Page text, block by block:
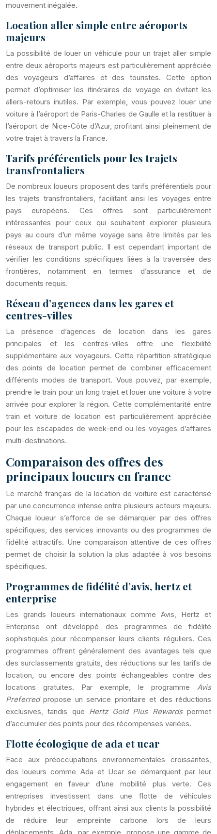
mouvement inégalée.
Location aller simple entre aéroports
majeurs
La possibilité de louer un véhicule pour un trajet aller simple
entre deux aéroports majeurs est particulièrement appréciée
des voyageurs d’affaires et des touristes. Cette option
permet d’optimiser les itinéraires de voyage en évitant les
allers-retours inutiles. Par exemple, vous pouvez louer une
voiture à l’aéroport de Paris-Charles de Gaulle et la restituer à
l’aéroport de Nice-Côte d’Azur, profitant ainsi pleinement de
votre trajet à travers la France.
Tarifs préférentiels pour les trajets
transfrontaliers
De nombreux loueurs proposent des tarifs préférentiels pour
les trajets transfrontaliers, facilitant ainsi les voyages entre
pays européens. Ces offres sont particulièrement
intéressantes pour ceux qui souhaitent explorer plusieurs
pays au cours d’un même voyage sans être limités par les
réseaux de transport public. Il est cependant important de
vérifier les conditions spécifiques liées à la traversée des
frontières, notamment en termes d’assurance et de
documents requis.
Réseau d’agences dans les gares et
centres-villes
La présence d’agences de location dans les gares
principales et les centres-villes offre une flexibilité
supplémentaire aux voyageurs. Cette répartition stratégique
des points de location permet de combiner efficacement
différents modes de transport. Vous pouvez, par exemple,
prendre le train pour un long trajet et louer une voiture à votre
arrivée pour explorer la région. Cette complémentarité entre
train et voiture de location est particulièrement appréciée
pour les escapades de week-end ou les voyages d’affaires
multi-destinations.
Comparaison des offres des
principaux loueurs en france
Le marché français de la location de voiture est caractérisé
par une concurrence intense entre plusieurs acteurs majeurs.
Chaque loueur s’efforce de se démarquer par des offres
spécifiques, des services innovants ou des programmes de
fidélité attractifs. Une comparaison attentive de ces offres
permet de choisir la solution la plus adaptée à vos besoins
spécifiques.
Programmes de fidélité d’avis, hertz et
enterprise
Les grands loueurs internationaux comme Avis, Hertz et
Enterprise ont développé des programmes de fidélité
sophistiqués pour récompenser leurs clients réguliers. Ces
programmes offrent généralement des avantages tels que
des surclassements gratuits, des réductions sur les tarifs de
location, ou encore des points échangeables contre des
locations gratuites. Par exemple, le programme Avis
Preferredpropose un service prioritaire et des réductions
exclusives, tandis que Hertz Gold Plus Rewardspermet
d’accumuler des points pour des récompenses variées.
Flotte écologique de ada et ucar
Face aux préoccupations environnementales croissantes,
des loueurs comme Ada et Ucar se démarquent par leur
engagement en faveur d’une mobilité plus verte. Ces
entreprises investissent dans une flotte de véhicules
hybrides et électriques, offrant ainsi aux clients la possibilité
de réduire leur empreinte carbone lors de leurs